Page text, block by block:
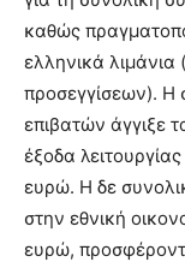
καθώς
ελληνικά
προσεγγίσεων). Η
επιβατών άγγιξε
έξοδα
ευρώ. Η δε
στην εθνική
ευρώ,